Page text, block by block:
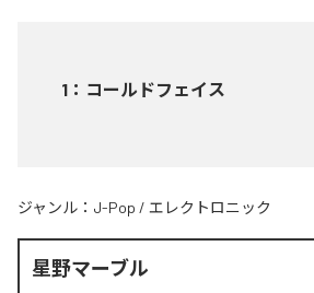
1 ： コールドフェイス
ジャンル： J-Pop / エレクトロニック
星野マーブル